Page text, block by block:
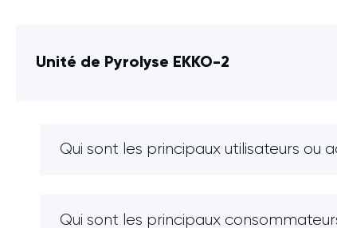
Unité de Pyrolyse EKKO-2
Qui sont les principaux utilisateurs ou
Qui sont les principaux